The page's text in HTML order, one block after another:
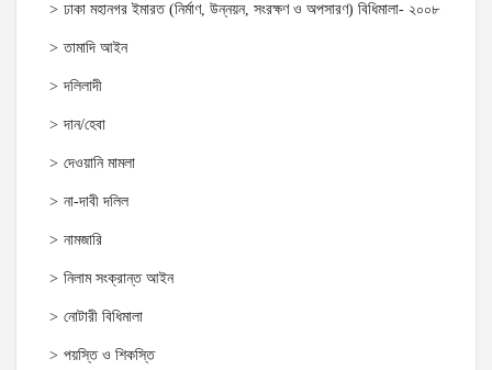
ঢাকা মহানগর ইমারত (নির্মাণ, উন্নয়ন, সংরক্ষণ ও অপসারণ) বিধিমালা- ২০০৮
তামাদি আইন
দলিলাদী
দান/হেবা
দেওয়ানি মামলা
না-দাবী দলিল
নামজারি
নিলাম সংক্রান্ত আইন
নোটারী বিধিমালা
পয়স্তি ও শিকস্তি